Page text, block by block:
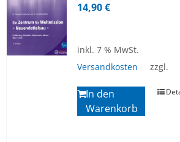
14,90€
inkl. 7 % MwSt.
zzgl.
Versandkosten
In den
Warenkorb